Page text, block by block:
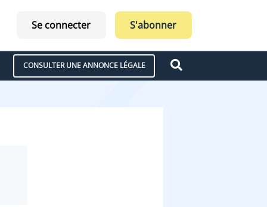
Se connecter S'abonner
CONSULTER UNE ANNONCE LÉGALE